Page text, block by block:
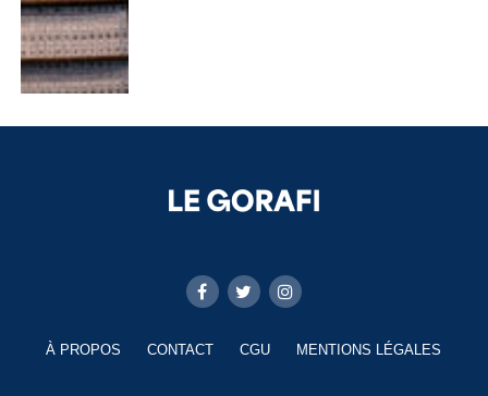
À PROPOS CONTACT CGU MENTIONS LÉGALES